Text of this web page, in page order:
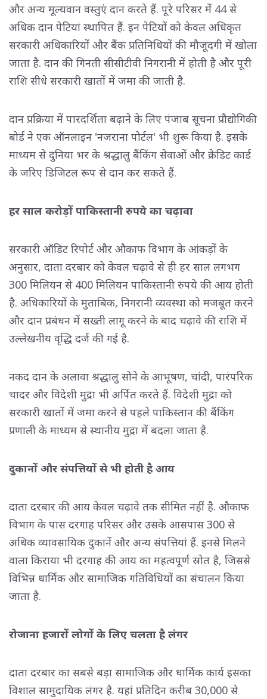
और अन्य मूल्यवान वस्तुएं दान करते हैं. पूरे परिसर में 44 से
अधिक दान पेटियां स्थापित हैं. इन पेटियों को केवल अधिकृत
सरकारी अधिकारियों और बैंक प्रतिनिधियों की मौजूदगी में खोला
जाता है. दान की गिनती सीसीटीवी निगरानी में होती है और पूरी
राशि सीधे सरकारी खातों में जमा की जाती है.
दान प्रक्रिया में पारदर्शिता बढ़ाने के लिए पंजाब सूचना प्रौद्योगिकी
बोर्ड ने एक ऑनलाइन 'नजराना पोर्टल' भी शुरू किया है. इसके
माध्यम से दुनिया भर के श्रद्धालु बैंकिंग सेवाओं और क्रेडिट कार्ड
के जरिए डिजिटल रूप से दान कर सकते हैं.
हर साल करोड़ों पाकिस्तानी रुपये का चढ़ावा
सरकारी ऑडिट रिपोर्ट और औकाफ विभाग के आंकड़ों के
अनुसार, दाता दरबार को केवल चढ़ावे से ही हर साल लगभग
300 मिलियन से 400 मिलियन पाकिस्तानी रुपये की आय होती
है. अधिकारियों के मुताबिक, निगरानी व्यवस्था को मजबूत करने
और दान प्रबंधन में सख्ती लागू करने के बाद चढ़ावे की राशि में
उल्लेखनीय वृद्धि दर्ज की गई है.
नकद दान के अलावा श्रद्धालु सोने के आभूषण, चांदी, पारंपरिक
चादर और विदेशी मुद्रा भी अर्पित करते हैं. विदेशी मुद्रा को
सरकारी खातों में जमा करने से पहले पाकिस्तान की बैंकिंग
प्रणाली के माध्यम से स्थानीय मुद्रा में बदला जाता है.
दुकानों और संपत्तियों से भी होती है आय
दाता दरबार की आय केवल चढ़ावे तक सीमित नहीं है. औकाफ
विभाग के पास दरगाह परिसर और उसके आसपास 300 से
अधिक व्यावसायिक दुकानें और अन्य संपत्तियां हैं. इनसे मिलने
वाला किराया भी दरगाह की आय का महत्वपूर्ण स्रोत है, जिससे
विभिन्न धार्मिक और सामाजिक गतिविधियों का संचालन किया
जाता है.
रोजाना हजारों लोगों के लिए चलता है लंगर
दाता दरबार का सबसे बड़ा सामाजिक और धार्मिक कार्य इसका
विशाल सामुदायिक लंगर है. यहां प्रतिदिन करीब 30,000 से